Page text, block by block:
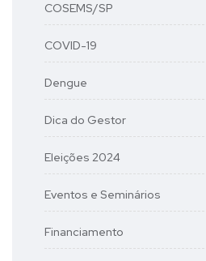
COSEMS/SP
COVID-19
Dengue
Dica do Gestor
Eleições 2024
Eventos e Seminários
Financiamento